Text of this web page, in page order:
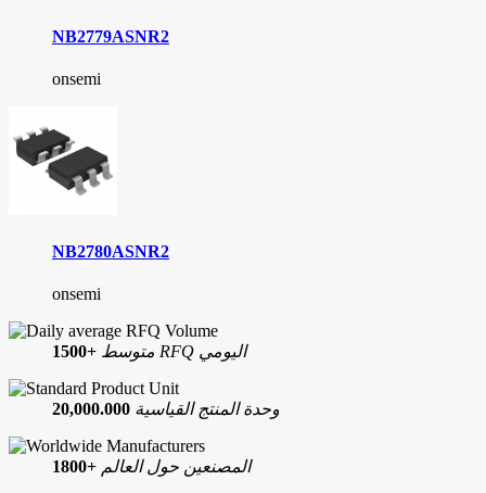
NB2779ASNR2
onsemi
NB2780ASNR2
onsemi
1500+ متوسط RFQ اليومي
20,000.000 وحدة المنتج القياسية
1800+ المصنعين حول العالم